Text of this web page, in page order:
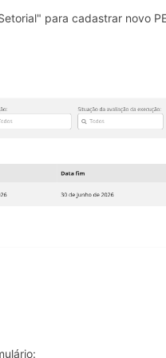
para cadastrar novo